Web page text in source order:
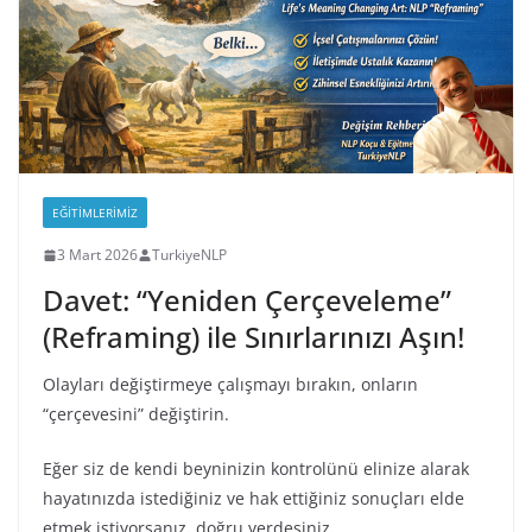
EĞITIMLERIMIZ
3 Mart 2026 TurkiyeNLP
Davet: “Yeniden Çerçeveleme”
(Reframing) ile Sınırlarınızı Aşın!
Olayları değiştirmeye çalışmayı bırakın, onların
“çerçevesini” değiştirin.
Eğer siz de kendi beyninizin kontrolünü elinize alarak
hayatınızda istediğiniz ve hak ettiğiniz sonuçları elde